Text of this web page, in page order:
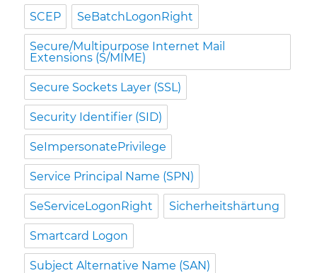
SCEP SeBatchLogonRight
Secure/Multipurpose Internet Mail
Extensions (S/MIME)
Secure Sockets Layer (SSL)
Security Identifier (SID)
SeImpersonatePrivilege
Service Principal Name (SPN)
SeServiceLogonRight Sicherheitshärtung
Smartcard Logon
Subject Alternative Name (SAN)